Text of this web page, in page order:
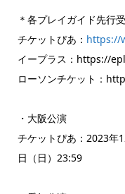
＊各プレイガイド先行
チケットぴあ： https://
イープラス：https://
ローソンチケット：
・大阪公演
チケットぴあ：2023年
日（日）23:59